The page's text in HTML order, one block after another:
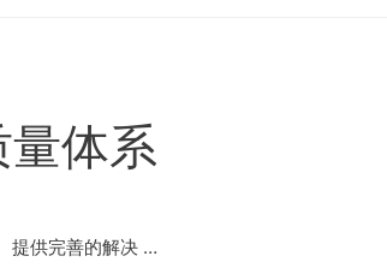
体系
提供完善的解决 …